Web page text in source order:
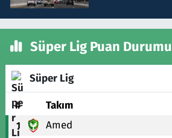
Süper Lig Puan Durumu
Süper Lig
# Takım
1 Amed